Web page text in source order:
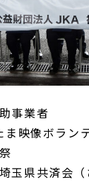
事業者
ま映像ボラン
玉県共済会